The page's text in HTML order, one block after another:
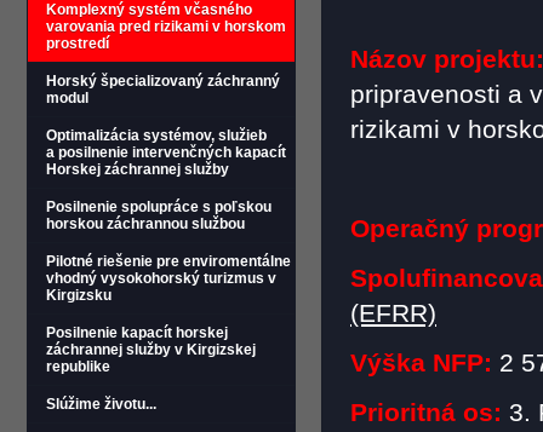
Komplexný systém včasného
varovania pred rizikami v horskom
prostredí
Horský špecializovaný záchranný
modul
Optimalizácia systémov, služieb
a posilnenie intervenčných kapacít
Horskej záchrannej služby
Posilnenie spolupráce s poľskou
horskou záchrannou službou
Pilotné riešenie pre enviromentálne
vhodný vysokohorský turizmus v
Kirgizsku
Posilnenie kapacít horskej
záchrannej služby v Kirgizskej
republike
Slúžime životu...
Názov projektu:
pripravenosti a
rizikami v
Operačný
(EFRR)
Výška NFP: 2
Prioritná os: 3.